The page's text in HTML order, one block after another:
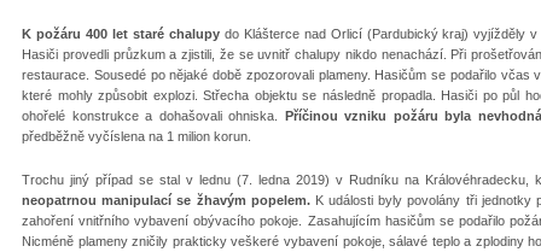
K požáru 400 let staré chalupydo Klášterce nad Orlicí (Pardubický kraj) vyjížděly
Hasiči provedli průzkum a zjistili, že se uvnitř chalupy nikdo nenachází. Při
restaurace. Sousedé po nějaké době zpozorovali plameny. Hasičům se podařilo
které mohly způsobit explozi. Střecha objektu se následně propadla. Hasiči po půl
ohořelé konstrukce a dohašovali ohniska. Příčinou vzniku požáru byla
předběžně vyčíslena na 1 milion korun.
Trochu jiný případ se stal v lednu (7. ledna 2019) v Rudníku na Královéhradecku,
neopatrnou manipulací se žhavým popelem.K události byly povolány tři jednotky
zahoření vnitřního vybavení obývacího pokoje. Zasahujícím hasičům se podařilo
Nicméně plameny zničily prakticky veškeré vybavení pokoje, sálavé teplo a zplodiny